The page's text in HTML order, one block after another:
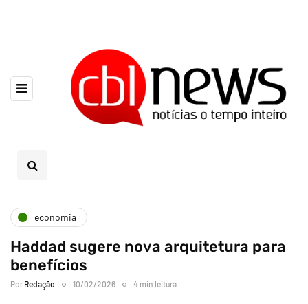
economia
Haddad sugere nova arquitetura para
benefícios
Por Redação 10/02/2026 4 min leitura